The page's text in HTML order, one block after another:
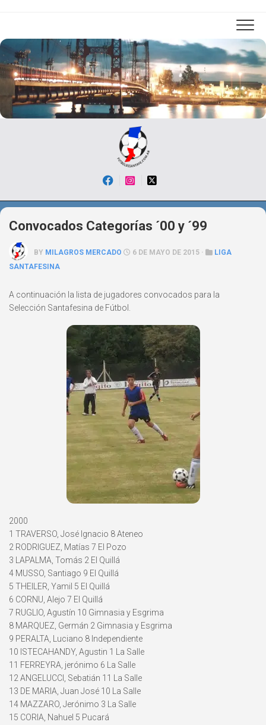
Convocados Categorías ´00 y ´99
BY MILAGROS MERCADO 6 DE MAYO DE 2015 ·
LIGA
SANTAFESINA
A continuación la lista de jugadores convocados para la
Selección Santafesina de Fútbol.
2000
1 TRAVERSO, José Ignacio 8 Ateneo
2 RODRIGUEZ, Matías 7 El Pozo
3 LAPALMA, Tomás 2 El Quillá
4 MUSSO, Santiago 9 El Quillá
5 THEILER, Yamil 5 El Quillá
6 CORNU, Alejo 7 El Quillá
7 RUGLIO, Agustín 10 Gimnasia y Esgrima
8 MARQUEZ, Germán 2 Gimnasia y Esgrima
9 PERALTA, Luciano 8 Independiente
10 ISTECAHANDY, Agustin 1 La Salle
11 FERREYRA, jerónimo 6 La Salle
12 ANGELUCCI, Sebatián 11 La Salle
13 DE MARIA, Juan José 10 La Salle
14 MAZZARO, Jerónimo 3 La Salle
15 CORIA, Nahuel 5 Pucará